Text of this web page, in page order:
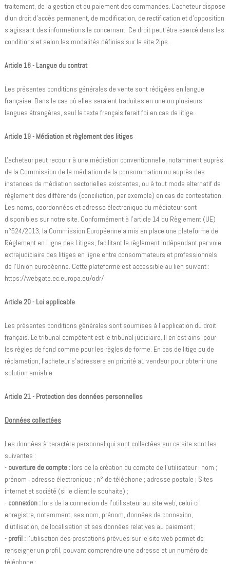
traitement, de la gestion et du paiement des commandes. L'acheteur dispose
d'un droit d'accès permanent, de modification, de rectification et d'opposition
s'agissant des informations le concernant. Ce droit peut être exercé dans les
conditions et selon les modalités définies sur le site 2ips.
Article 18 - Langue du contrat
Les présentes conditions générales de vente sont rédigées en langue
française. Dans le cas où elles seraient traduites en une ou plusieurs
langues étrangères, seul le texte français ferait foi en cas de litige.
Article 19 - Médiation et règlement des litiges
L'acheteur peut recourir à une médiation conventionnelle, notamment auprès
de la Commission de la médiation de la consommation ou auprès des
instances de médiation sectorielles existantes, ou à tout mode alternatif de
règlement des différends (conciliation, par exemple) en cas de contestation.
Les noms, coordonnées et adresse électronique du médiateur sont
disponibles sur notre site. Conformément à l’article 14 du Règlement (UE)
n°524/2013, la Commission Européenne a mis en place une plateforme de
Règlement en Ligne des Litiges, facilitant le règlement indépendant par voie
extrajudiciaire des litiges en ligne entre consommateurs et professionnels
de l’Union européenne. Cette plateforme est accessible au lien suivant :
https://webgate.ec.europa.eu/odr/
Article 20 - Loi applicable
Les présentes conditions générales sont soumises à l'application du droit
français. Le tribunal compétent est le tribunal judiciaire. Il en est ainsi pour
les règles de fond comme pour les règles de forme. En cas de litige ou de
réclamation, l'acheteur s'adressera en priorité au vendeur pour obtenir une
solution amiable.
Article 21 - Protection des données personnelles
Données collectées
Les données à caractère personnel qui sont collectées sur ce site sont les
suivantes :
- ouverture de compte :lors de la création du compte de l'utilisateur : nom ;
prénom ; adresse électronique ; n° de téléphone ; adresse postale ; Sites
internet et société (si le client le souhaite) ;
- connexion :lors de la connexion de l'utilisateur au site web, celui-ci
enregistre, notamment, ses nom, prénom, données de connexion,
d'utilisation, de localisation et ses données relatives au paiement ;
- profil :l'utilisation des prestations prévues sur le site web permet de
renseigner un profil, pouvant comprendre une adresse et un numéro de